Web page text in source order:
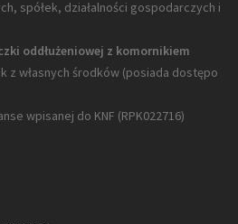
spółek, działalności gospodarczych i
oddłużeniowej z komornikiem
z własnych środków (posiada dostępo
wpisanej do KNF (RPK022716)